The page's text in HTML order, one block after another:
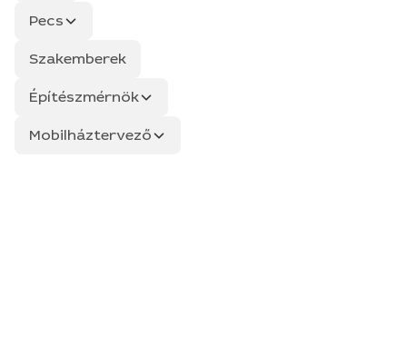
Pecs
Szakemberek
Építészmérnök
Mobilháztervező